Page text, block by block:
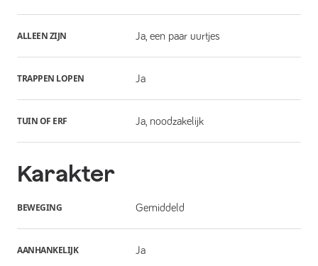
ALLEEN ZIJN Ja, een paar uurtjes
TRAPPEN LOPEN Ja
TUIN OF ERF Ja, noodzakelijk
Karakter
BEWEGING Gemiddeld
AANHANKELIJK Ja